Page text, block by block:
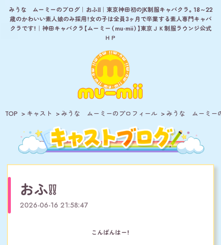
みうな ムーミーのブログ｜おふ❕❕｜東京神田初のJK制服キャバクラ。18～22
歳のかわいい素人娘のみ採用！女の子は全員3ヶ月で卒業する素人専門キャバ
クラです！｜神田キャバクラ【ムーミー（mu-mii）】東京ＪＫ制服ラウンジ公式
ＨＰ
TOP キャスト みうな ムーミーのプロフィール みうな ムーミー
おふ❕❕
2026-06-16 21:58:47
こんばんはー！